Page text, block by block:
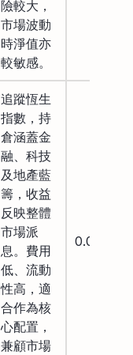
險較大，
市場波動
時淨值亦
較敏感。
追蹤恆生
指數，持
倉涵蓋金
融、科技
及地產藍
籌，收益
反映整體
市場派
息。費用
低、流動
性高，適
合作為核
心配置，
兼顧市場
0.066%